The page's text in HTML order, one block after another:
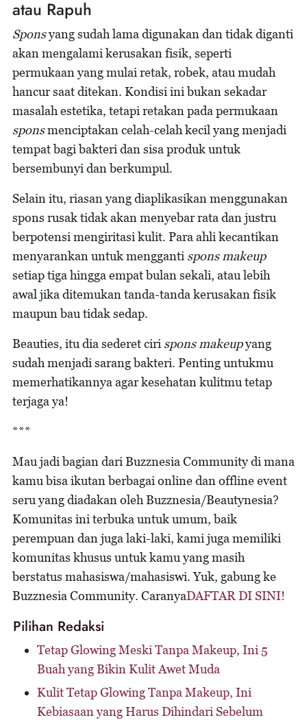
atau Rapuh
Sponsyang sudah lama digunakan dan tidak diganti
akan mengalami kerusakan fisik, seperti
permukaan yang mulai retak, robek, atau mudah
hancur saat ditekan. Kondisi ini bukan sekadar
masalah estetika, tetapi retakan pada permukaan
sponsmenciptakan celah-celah kecil yang menjadi
tempat bagi bakteri dan sisa produk untuk
bersembunyi dan berkumpul.
Selain itu, riasan yang diaplikasikan menggunakan
spons rusak tidak akan menyebar rata dan justru
berpotensi mengiritasi kulit. Para ahli kecantikan
menyarankan untuk menggantispons makeup
setiap tiga hingga empat bulan sekali, atau lebih
awal jika ditemukan tanda-tanda kerusakan fisik
maupun bau tidak sedap.
Beauties, itu dia sederet cirispons makeupyang
sudah menjadi sarang bakteri. Penting untukmu
memerhatikannya agar kesehatan kulitmu tetap
terjaga ya!
***
Mau jadi bagian dari Buzznesia Community di mana
kamu bisa ikutan berbagai online dan offline event
seru yang diadakan oleh Buzznesia/Beautynesia?
Komunitas ini terbuka untuk umum, baik
perempuan dan juga laki-laki, kami juga memiliki
komunitas khusus untuk kamu yang masih
berstatus mahasiswa/mahasiswi. Yuk, gabung ke
Buzznesia Community. CaranyaDAFTAR DI SINI!
Pilihan Redaksi
Tetap Glowing Meski Tanpa Makeup, Ini 5
Buah yang Bikin Kulit Awet Muda
Kulit Tetap Glowing Tanpa Makeup, Ini
Kebiasaan yang Harus Dihindari Sebelum